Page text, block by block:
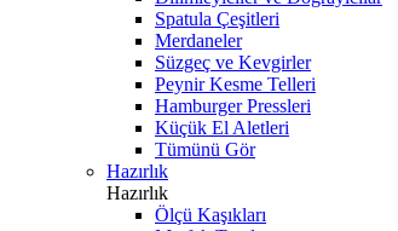
Spatula Çeşitleri
Merdaneler
Süzgeç ve Kevgirler
Peynir Kesme Telleri
Hamburger Pressleri
Küçük El Aletleri
Tümünü Gör
Hazırlık
Hazırlık
Ölçü Kaşıkları